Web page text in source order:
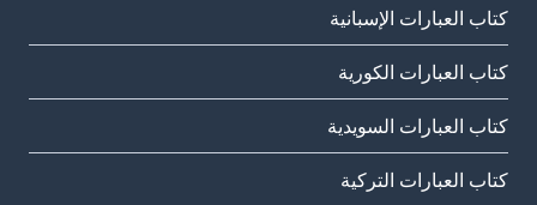
كتاب العبارات الإسبانية
كتاب العبارات الكورية
كتاب العبارات السويدية
كتاب العبارات التركية